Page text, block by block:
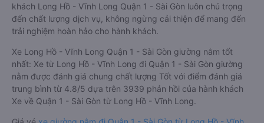
khách Long Hồ - Vĩnh Long Quận 1 - Sài Gòn luôn chú trọng
đến chất lượng dịch vụ, không ngừng cải thiện để mang đến
trải nghiệm hoàn hảo cho hành khách.
Xe Long Hồ - Vĩnh Long Quận 1 - Sài Gòn giường nằm tốt
nhất: Xe từ Long Hồ - Vĩnh Long đi Quận 1 - Sài Gòn giường
nằm được đánh giá chung chất lượng Tốt với điểm đánh giá
trung bình từ 4.8/5 dựa trên 3939 phản hồi của hành khách
Xe về Quận 1 - Sài Gòn từ Long Hồ - Vĩnh Long.